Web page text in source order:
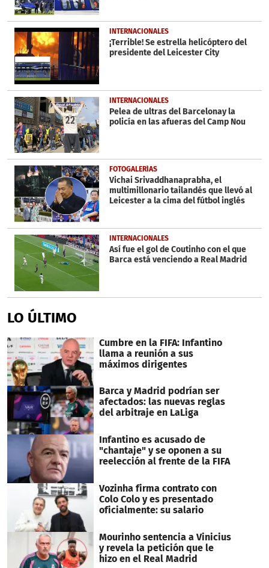
INTERNACIONALES
¡Terrible! Se estrella helicóptero del
presidente del Leicester City
INTERNACIONALES
Pelea de ultras del Barcelonay la
policía en las afueras del Camp Nou
FOTOGALERÍAS
Vichai Srivaddhanaprabha, el
multimillonario tailandés que llevó al
Leicester a la cima del fútbol inglés
INTERNACIONALES
Así fue el gol de Coutinho con el que
Barca está venciendo a Real Madrid
LO ÚLTIMO
Cumbre en la FIFA: Infantino
llama a reunión a sus
máximos dirigentes
Barca y Madrid podrían ser
afectados: las nuevas reglas
del arbitraje en LaLiga
Infantino es acusado de
"chantaje" y se oponen a su
reelección al frente de la FIFA
Vozinha firma contrato con
Colo Colo y es presentado
oficialmente: su salario
Mourinho sentencia a Vinicius
y revela la petición que le
hizo en el Real Madrid